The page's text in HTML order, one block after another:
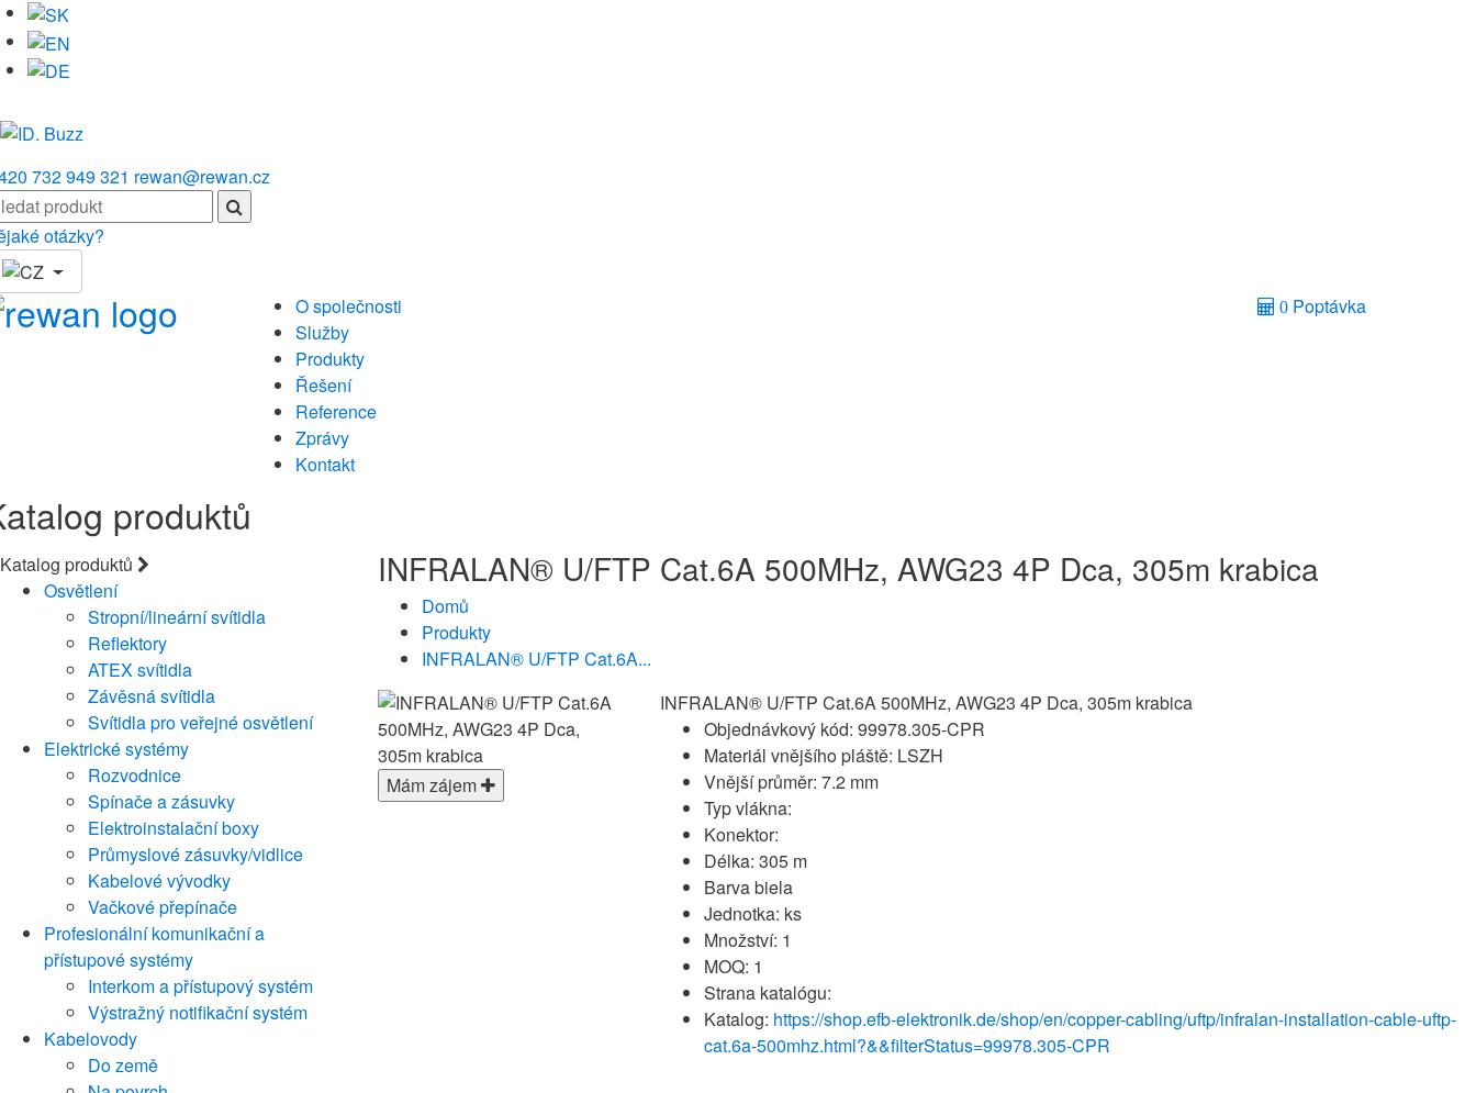
732 949 321 rewan@rewan.cz
otázky?
O společnosti
Služby
Produkty
Řešení
Reference
Zprávy
Kontakt
0 Poptávka
produktů
Katalog produktů
Osvětlení
Stropní/lineární svítidla
Reflektory
ATEX svítidla
Závěsná svítidla
Svítidla pro veřejné osvětlení
Elektrické systémy
Rozvodnice
Spínače a zásuvky
Elektroinstalační boxy
Průmyslové zásuvky/vidlice
Kabelové vývodky
Vačkové přepínače
Profesionální komunikační a
přístupové systémy
Interkom a přístupový systém
Výstražný notifikační systém
Kabelovody
Do země
INFRALAN® U/FTP Cat.6A 500MHz, AWG23 4P Dca, 305m krabica
Domů
Produkty
INFRALAN® U/FTP Cat.6A...
Mám zájem
INFRALAN® U/FTP Cat.6A 500MHz, AWG23 4P Dca, 305m krabica
Objednávkový kód: 99978.305-CPR
Materiál vnějšího pláště: LSZH
Vnější průměr: 7.2 mm
Typ vlákna:
Konektor:
Délka: 305 m
Barvabiela
Jednotka: ks
Množství: 1
MOQ: 1
Strana katalógu:
Katalog: https://shop.efb-elektronik.de/shop/en/copper-cabling/uftp/infralan-installation-cable-uftp-
cat.6a-500mhz.html?&&filterStatus=99978.305-CPR